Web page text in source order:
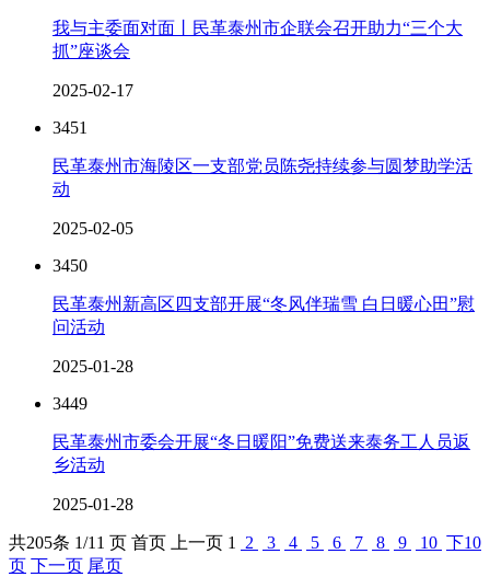
我与主委面对面丨民革泰州市企联会召开助力“三个大
抓”座谈会
2025-02-17
3451
民革泰州市海陵区一支部党员陈尧持续参与圆梦助学活
动
2025-02-05
3450
民革泰州新高区四支部开展“冬风伴瑞雪 白日暖心田”慰
问活动
2025-01-28
3449
民革泰州市委会开展“冬日暖阳”免费送来泰务工人员返
乡活动
2025-01-28
共205条 1/11 页 首页 上一页 1 2 3 4 5 6 7 8 9 10 下10
页 下一页 尾页